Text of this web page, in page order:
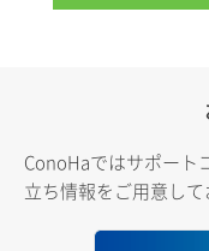
ConoHaではサポート
立ち情報をご用意して